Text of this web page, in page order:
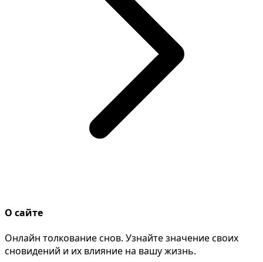
О сайте
Онлайн толкование снов. Узнайте значение своих
сновидений и их влияние на вашу жизнь.